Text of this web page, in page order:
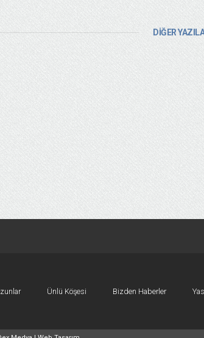
DİĞER
Ünlü Köşesi Bizden Haberler